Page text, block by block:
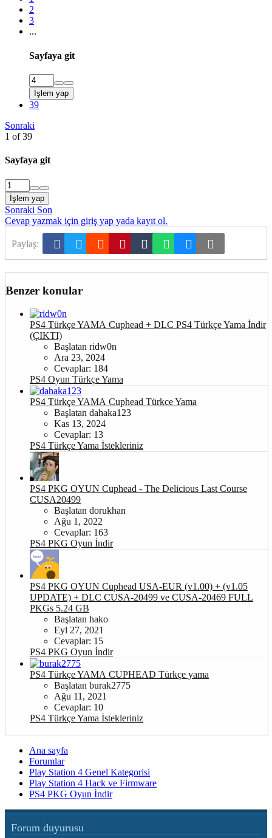
2
3
...
Sayfaya git
İşlem yap
39
Sonraki
1 of 39
Sayfaya git
İşlem yap
Sonraki Son
Cevap yazmak için giriş yap yada kayıt ol.
Paylaş: Facebook
Twitter Reddit PinterestTumblr WhatsApp
E-posta
Benzer konular
PS4 Türkçe YAMA Cuphead + DLC PS4 Türkçe Yama İndir
(ÇIKTI)
Başlatan ridw0n
Ara 23, 2024
Cevaplar: 184
PS4 Oyun Türkçe Yama
PS4 Türkçe YAMA Cuphead Türkce Yama
Başlatan dahaka123
Kas 13, 2024
Cevaplar: 13
PS4 Türkçe Yama İstekleriniz
PS4 PKG OYUN Cuphead - The Delicious Last Course
CUSA20499
Başlatan dorukhan
Ağu 1, 2022
Cevaplar: 163
PS4 PKG Oyun İndir
PS4 PKG OYUN Cuphead USA-EUR (v1.00) + (v1.05
UPDATE) + DLC CUSA-20499 ve CUSA-20469 FULL
PKGs 5.24 GB
Başlatan hako
Eyl 27, 2021
Cevaplar: 15
PS4 PKG Oyun İndir
PS4 Türkçe YAMA CUPHEAD Türkçe yama
Başlatan burak2775
Ağu 11, 2021
Cevaplar: 10
PS4 Türkçe Yama İstekleriniz
Ana sayfa
Forumlar
Play Station 4 Genel Kategorisi
Play Station 4 Hack ve Firmware
PS4 PKG Oyun İndir
Forum duyurusu